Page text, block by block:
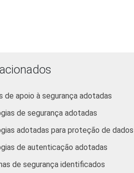
comunicações
Atividades imobiliárias,
aluguéis e
serviços prestados às
empresas
de apoio à segurança adotadas
de segurança adotadas
adotadas para proteção de dados
de autenticação adotadas
de segurança identificados